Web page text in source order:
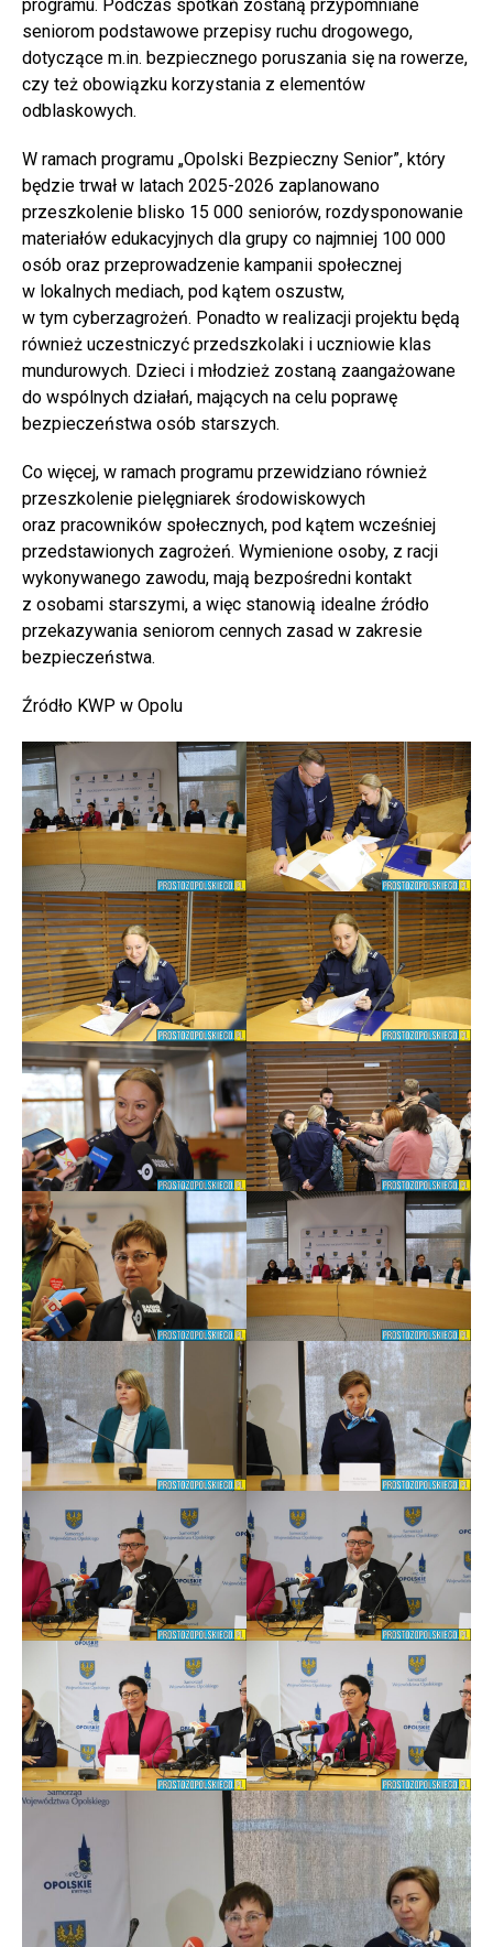
programu. Podczas spotkań zostaną przypomniane
seniorom podstawowe przepisy ruchu drogowego,
dotyczące m.in. bezpiecznego poruszania się na rowerze,
czy też obowiązku korzystania z elementów
odblaskowych.
W ramach programu „Opolski Bezpieczny Senior”, który
będzie trwał w latach 2025-2026 zaplanowano
przeszkolenie blisko 15 000 seniorów, rozdysponowanie
materiałów edukacyjnych dla grupy co najmniej 100 000
osób oraz przeprowadzenie kampanii społecznej
w lokalnych mediach, pod kątem oszustw,
w tym cyberzagrożeń. Ponadto w realizacji projektu będą
również uczestniczyć przedszkolaki i uczniowie klas
mundurowych. Dzieci i młodzież zostaną zaangażowane
do wspólnych działań, mających na celu poprawę
bezpieczeństwa osób starszych.
Co więcej, w ramach programu przewidziano również
przeszkolenie pielęgniarek środowiskowych
oraz pracowników społecznych, pod kątem wcześniej
przedstawionych zagrożeń. Wymienione osoby, z racji
wykonywanego zawodu, mają bezpośredni kontakt
z osobami starszymi, a więc stanowią idealne źródło
przekazywania seniorom cennych zasad w zakresie
bezpieczeństwa.
Źródło KWP w Opolu